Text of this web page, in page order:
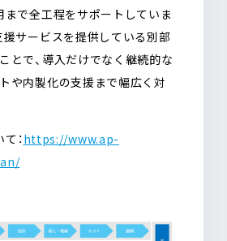
まで全工程をサポートしていま
援サービスを提供している別部
とで、導入だけでなく継続的な
や内製化の支援まで幅広く対
： https://www.ap-